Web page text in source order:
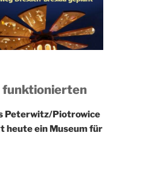
funktionierten
Peterwitz/Piotrowice
heute ein Museum für